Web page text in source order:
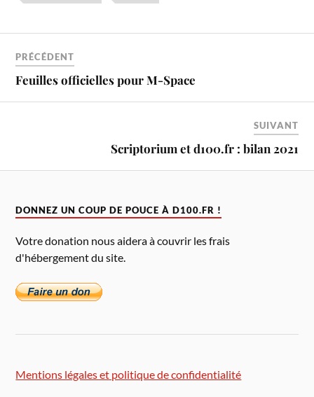
PRÉCÉDENT
Feuilles officielles pour M-Space
SUIVANT
Scriptorium et d100.fr : bilan 2021
DONNEZ UN COUP DE POUCE À D100.FR !
Votre donation nous aidera à couvrir les frais
d'hébergement du site.
Mentions légales et politique de confidentialité